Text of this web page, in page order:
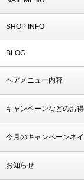
SHOP INFO
BLOG
ヘアメニュー内容
キャンペーンなどのお
今月のキャンペーンネ
お知らせ